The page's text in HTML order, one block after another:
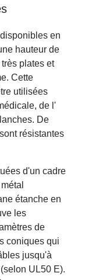
en
hauteur de
plates et
Cette
utilisées
de l'
De
résistantes
d'un cadre
étanche en
les
de
coniques qui
jusqu'à
UL50 E).